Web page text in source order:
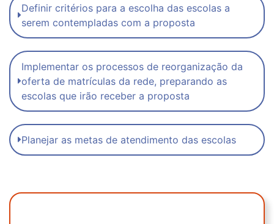
Definir critérios para a escolha das escolas a
serem contempladas com a proposta
Implementar os processos de reorganização da
oferta de matrículas da rede, preparando as
escolas que irão receber a proposta
Planejar as metas de atendimento das escolas